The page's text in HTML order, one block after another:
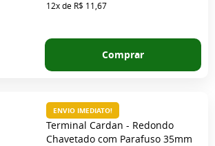
12xde R$ 11,67
Comprar
Terminal Cardan - Redondo
Chavetado com Parafuso 35mm
ENVIO IMEDIATO!